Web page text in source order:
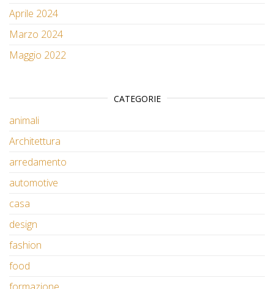
Aprile 2024
Marzo 2024
Maggio 2022
CATEGORIE
animali
Architettura
arredamento
automotive
casa
design
fashion
food